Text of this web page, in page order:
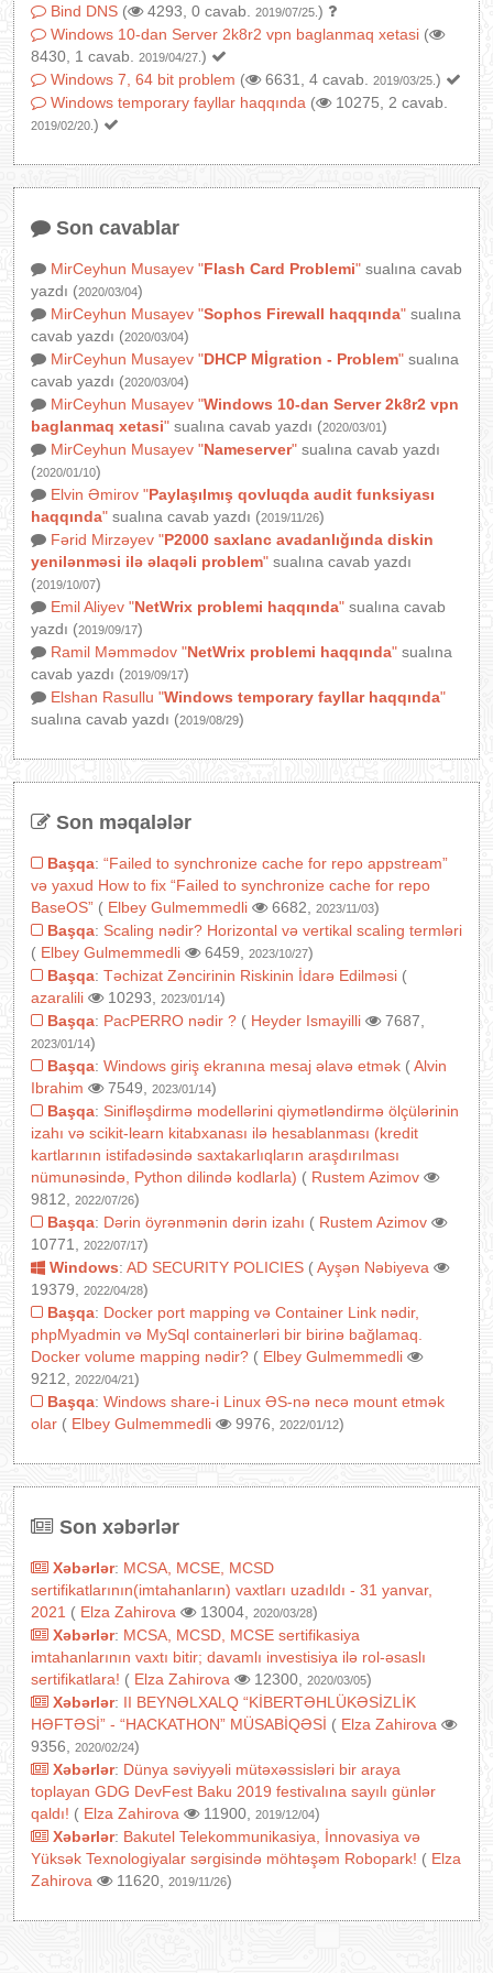
Bind DNS ( 4293, 0 cavab. 2019/07/25. )
Windows 10-dan Server 2k8r2 vpn baglanmaq xetasi (
8430, 1 cavab.
2019/04/27. )
Windows 7, 64 bit problem ( 6631, 4 cavab. 2019/03/25. )
Windows temporary fayllar haqqında ( 10275, 2 cavab.
2019/02/20. )
Son cavablar
MirCeyhun Musayev "Flash Card Problemi" sualına cavab
yazdı (2020/03/04)
MirCeyhun Musayev "Sophos Firewall haqqında" sualına
cavab yazdı (2020/03/04)
MirCeyhun Musayev "DHCP Mİgration - Problem" sualına
cavab yazdı (2020/03/04)
MirCeyhun Musayev "Windows 10-dan Server 2k8r2 vpn
baglanmaq xetasi" sualına cavab yazdı (2020/03/01)
MirCeyhun Musayev "Nameserver" sualına cavab yazdı
(2020/01/10)
Elvin Əmirov "Paylaşılmış qovluqda audit funksiyası
haqqında" sualına cavab yazdı (2019/11/26)
Fərid Mirzəyev "P2000 saxlanc avadanlığında diskin
yenilənməsi ilə əlaqəli problem" sualına cavab yazdı
(2019/10/07)
Emil Aliyev "NetWrix problemi haqqında" sualına cavab
yazdı (2019/09/17)
Ramil Məmmədov "NetWrix problemi haqqında" sualına
cavab yazdı (2019/09/17)
Elshan Rasullu "Windows temporary fayllar haqqında"
sualına cavab yazdı (2019/08/29)
Son məqalələr
Başqa: “Failed to synchronize cache for repo appstream”
və yaxud How to fix “Failed to synchronize cache for repo
BaseOS” ( Elbey Gulmemmedli 6682, 2023/11/03)
Başqa: Scaling nədir? Horizontal və vertikal scaling termləri
( Elbey Gulmemmedli 6459, 2023/10/27)
Başqa: Təchizat Zəncirinin Riskinin İdarə Edilməsi (
azaralili
10293, 2023/01/14)
Başqa: PacPERRO nədir ? ( Heyder Ismayilli 7687,
2023/01/14)
Başqa: Windows giriş ekranına mesaj əlavə etmək (Alvin
Ibrahim
7549, 2023/01/14)
Başqa: Sinifləşdirmə modellərini qiymətləndirmə ölçülərinin
izahı və scikit-learn kitabxanası ilə hesablanması (kredit
kartlarının istifadəsində saxtakarlıqların araşdırılması
nümunəsində, Python dilində kodlarla) ( Rustem Azimov
9812,
2022/07/26)
Başqa: Dərin öyrənmənin dərin izahı ( Rustem Azimov
10771,
2022/07/17)
Windows: AD SECURITY POLICIES (Ayşən Nəbiyeva
19379,
2022/04/28)
Başqa: Docker port mapping və Container Link nədir,
phpMyadmin və MySql containerləri bir birinə bağlamaq.
Docker volume mapping nədir? ( Elbey Gulmemmedli
9212,
2022/04/21)
Başqa: Windows share-i Linux ƏS-nə necə mount etmək
olar ( Elbey Gulmemmedli 9976, 2022/01/12)
Son xəbərlər
Xəbərlər: MCSA, MCSE, MCSD
sertifikatlarının(imtahanların) vaxtları uzadıldı - 31 yanvar,
2021 ( Elza Zahirova 13004, 2020/03/28)
Xəbərlər: MCSA, MCSD, MCSE sertifikasiya
imtahanlarının vaxtı bitir; davamlı investisiya ilə rol-əsaslı
sertifikatlara! ( Elza Zahirova 12300, 2020/03/05)
Xəbərlər: II BEYNƏLXALQ “KİBERTƏHLÜKƏSİZLİK
HƏFTƏSİ” - “HACKATHON” MÜSABİQƏSİ ( Elza Zahirova
9356,
2020/02/24)
Xəbərlər: Dünya səviyyəli mütəxəssisləri bir araya
toplayan GDG DevFest Baku 2019 festivalına sayılı günlər
qaldı! ( Elza Zahirova 11900, 2019/12/04)
Xəbərlər: Bakutel Telekommunikasiya, İnnovasiya və
Yüksək Texnologiyalar sərgisində möhtəşəm Robopark! ( Elza
Zahirova
11620, 2019/11/26)